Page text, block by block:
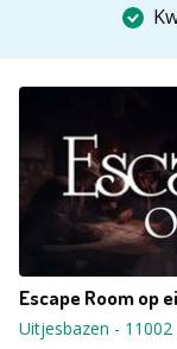
Escape Room op
Uitjesbazen - 11002